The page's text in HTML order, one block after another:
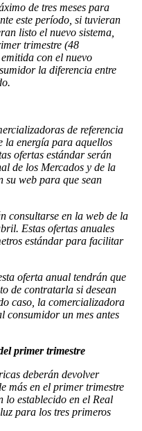
de tres meses para
este período, si tuvieran
listo el nuevo sistema,
trimestre (48
con el nuevo
la diferencia entre
de referencia
la energía para aquellos
ofertas estándar serán
de los Mercados y de la
su web para que sean
consultarse en la web de la
Estas ofertas anuales
estándar para facilitar
oferta anual tendrán que
de contratarla si desean
caso, la comercializadora
consumidor un mes antes
primer trimestre
deberán devolver
más en el primer trimestre
lo establecido en el Real
para los tres primeros